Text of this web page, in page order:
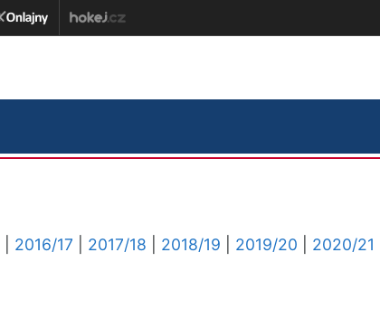
2016/17 2017/18 2018/19 2019/20
2020/21